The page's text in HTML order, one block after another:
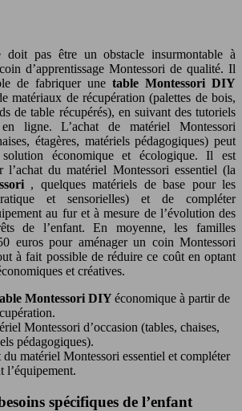
pas être un obstacle insurmontable à
d’apprentissage Montessori de qualité. Il
de fabriquer une table Montessori DIY
matériaux de récupération (palettes de bois,
de table récupérés), en suivant des tutoriels
ligne. L’achat de matériel Montessori
étagères, matériels pédagogiques) peut
économique et écologique. Il est
l’achat du matériel Montessori essentiel (la
, quelques matériels de base pour les
et sensorielles) et de compléter
au fur et à mesure de l’évolution des
de l’enfant. En moyenne, les familles
euros pour aménager un coin Montessori
à fait possible de réduire ce coût en optant
et créatives.
Montessori DIYéconomique à partir de
Montessori d’occasion (tables, chaises,
pédagogiques).
du matériel Montessori essentiel et compléter
l’équipement.
spécifiques de l’enfant